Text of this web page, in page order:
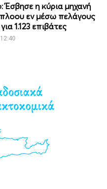
Έσβησε η κύρια μηχανή
εν μέσω πελάγους
1.123 επιβάτες